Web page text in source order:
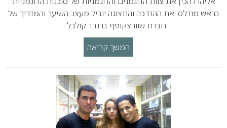
בראש מודלס. את ההדרכה והתצוגה יוביל מעצב השיער והמדריך של
חברת שוורצקופף ברנרד קולבל…
המשך קריאה